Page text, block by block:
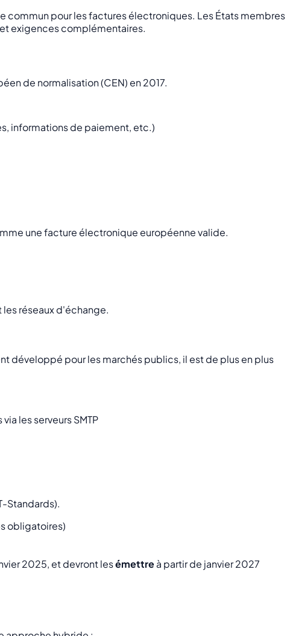
commun pour les factures électroniques. Les États membres
exigences complémentaires.
de normalisation (CEN) en 2017.
informations de paiement, etc.)
une facture électronique européenne valide.
réseaux d'échange.
développé pour les marchés publics, il est de plus en plus
les serveurs SMTP
Standards).
obligatoires)
2025, et devront lesémettreà partir de janvier 2027